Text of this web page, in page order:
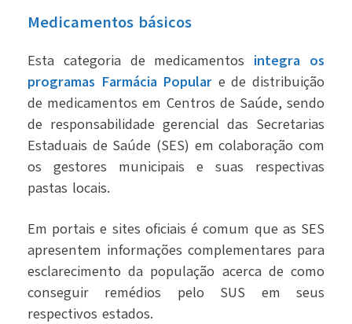
Medicamentos básicos
Esta categoria de medicamentos integra os
programas Farmácia Popular e de distribuição
de medicamentos em Centros de Saúde, sendo
de responsabilidade gerencial das Secretarias
Estaduais de Saúde (SES) em colaboração com
os gestores municipais e suas respectivas
pastas locais.
Em portais e sites oficiais é comum que as SES
apresentem informações complementares para
esclarecimento da população acerca de como
conseguir remédios pelo SUS em seus
respectivos estados.